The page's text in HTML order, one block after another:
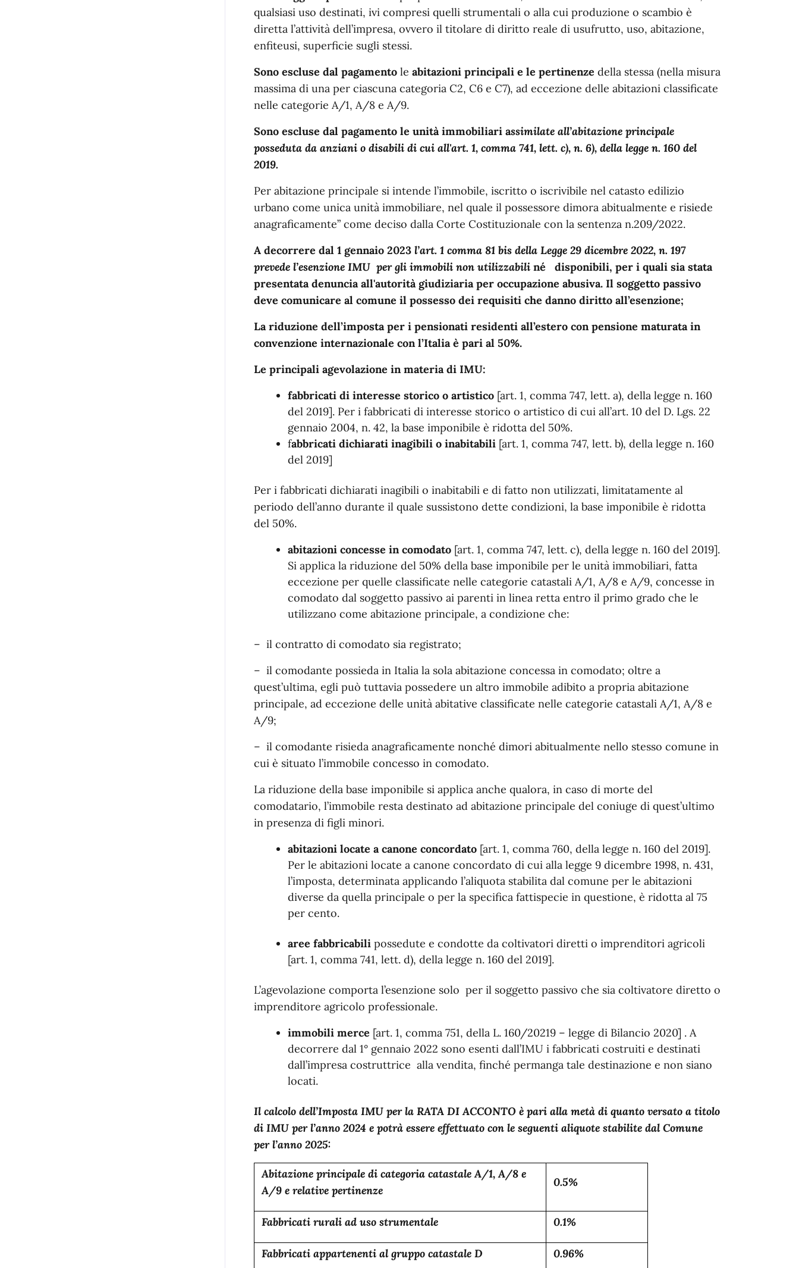
qualsiasi uso destinati, ivi compresi quelli strumentali o alla cui produzione o scambio è
diretta l’attività dell’impresa, ovvero il titolare di diritto reale di usufrutto, uso, abitazione,
enfiteusi, superficie sugli stessi.
Sono escluse dal pagamento le abitazioni principali e le pertinenze della stessa (nella misura
massima di una per ciascuna categoria C2, C6 e C7), ad eccezione delle abitazioni classificate
nelle categorie A/1, A/8 e A/9.
Sono escluse dal pagamento le unità immobiliari assimilate all’abitazione principale
posseduta da anziani o disabili di cui all'art. 1, comma 741, lett. c), n. 6), della legge n. 160 del
2019.
Per abitazione principale si intende l’immobile, iscritto o iscrivibile nel catasto edilizio
urbano come unica unità immobiliare, nel quale il possessore dimora abitualmente e risiede
anagraficamente” come deciso dalla Corte Costituzionale con la sentenza n.209/2022.
A decorrere dal 1 gennaio 2023 l’art. 1 comma 81 bis della Legge 29 dicembre 2022, n. 197
prevede l’esenzione IMU per gli immobili non utilizzabili né disponibili, per i quali sia stata
presentata denuncia all'autorità giudiziaria per occupazione abusiva. Il soggetto passivo
deve comunicare al comune il possesso dei requisiti che danno diritto all’esenzione;
La riduzione dell’imposta per i pensionati residenti all’estero con pensione maturata in
convenzione internazionale con l’Italia è pari al 50%.
Le principali agevolazione in materia di IMU:
fabbricati di interesse storico o artistico[art. 1, comma 747, lett. a), della legge n. 160
del 2019]. Per i fabbricati di interesse storico o artistico di cui all’art. 10 del D. Lgs. 22
gennaio 2004, n. 42, la base imponibile è ridotta del 50%.
fabbricati dichiarati inagibili o inabitabili [art. 1, comma 747, lett. b), della legge n. 160
del 2019]
Per i fabbricati dichiarati inagibili o inabitabili e di fatto non utilizzati, limitatamente al
periodo dell’anno durante il quale sussistono dette condizioni, la base imponibile è ridotta
del 50%.
abitazioni concesse in comodato[art. 1, comma 747, lett. c), della legge n. 160 del 2019].
Si applica la riduzione del 50% della base imponibile per le unità immobiliari, fatta
eccezione per quelle classificate nelle categorie catastali A/1, A/8 e A/9, concesse in
comodato dal soggetto passivo ai parenti in linea retta entro il primo grado che le
utilizzano come abitazione principale, a condizione che:
– il contratto di comodato sia registrato;
– il comodante possieda in Italia la sola abitazione concessa in comodato; oltre a
quest’ultima, egli può tuttavia possedere un altro immobile adibito a propria abitazione
principale, ad eccezione delle unità abitative classificate nelle categorie catastali A/1, A/8 e
A/9;
– il comodante risieda anagraficamente nonché dimori abitualmente nello stesso comune in
cui è situato l’immobile concesso in comodato.
La riduzione della base imponibile si applica anche qualora, in caso di morte del
comodatario, l’immobile resta destinato ad abitazione principale del coniuge di quest’ultimo
in presenza di figli minori.
abitazioni locate a canone concordato[art. 1, comma 760, della legge n. 160 del 2019].
Per le abitazioni locate a canone concordato di cui alla legge 9 dicembre 1998, n. 431,
l’imposta, determinata applicando l’aliquota stabilita dal comune per le abitazioni
diverse da quella principale o per la specifica fattispecie in questione, è ridotta al 75
per cento.
aree fabbricabilipossedute e condotte da coltivatori diretti o imprenditori agricoli
[art. 1, comma 741, lett. d), della legge n. 160 del 2019].
L’agevolazione comporta l’esenzione solo per il soggetto passivo che sia coltivatore diretto o
imprenditore agricolo professionale.
immobili merce [art. 1, comma 751, della L. 160/20219 – legge di Bilancio 2020] . A
decorrere dal 1° gennaio 2022 sono esenti dall’IMU i fabbricati costruiti e destinati
dall’impresa costruttrice alla vendita, finché permanga tale destinazione e non siano
locati.
Il calcolo dell’Imposta IMU per la RATA DI ACCONTO è pari alla metà di quanto versato a titolo
di IMU per l’anno 2024 e potrà essere effettuato con le seguenti aliquote stabilite dal Comune
per l’anno 2025:
Abitazione principale di categoria catastale A/1, A/8 e
A/9 e relative pertinenze
0.5%
Fabbricati rurali ad uso strumentale 0.1%
Fabbricati appartenenti al gruppo catastale D 0.96%